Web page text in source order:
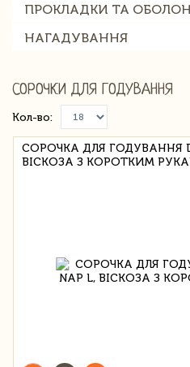
ПРОКЛАДКИ ТА
НАГАДУВАННЯ
СОРОЧКИ ДЛЯ ГОДУВАННЯ
Кол-во:
СОРОЧКА ДЛЯ ГОДУВАННЯ
ВІСКОЗА З КОРОТКИМ